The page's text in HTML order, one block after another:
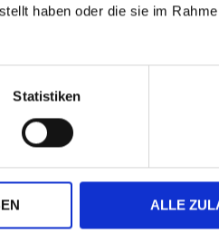
haben oder die sie im
Statistiken
ALLE
12,70 €
(inkl. MwSt.
zzgl. MwSt., zzgl.